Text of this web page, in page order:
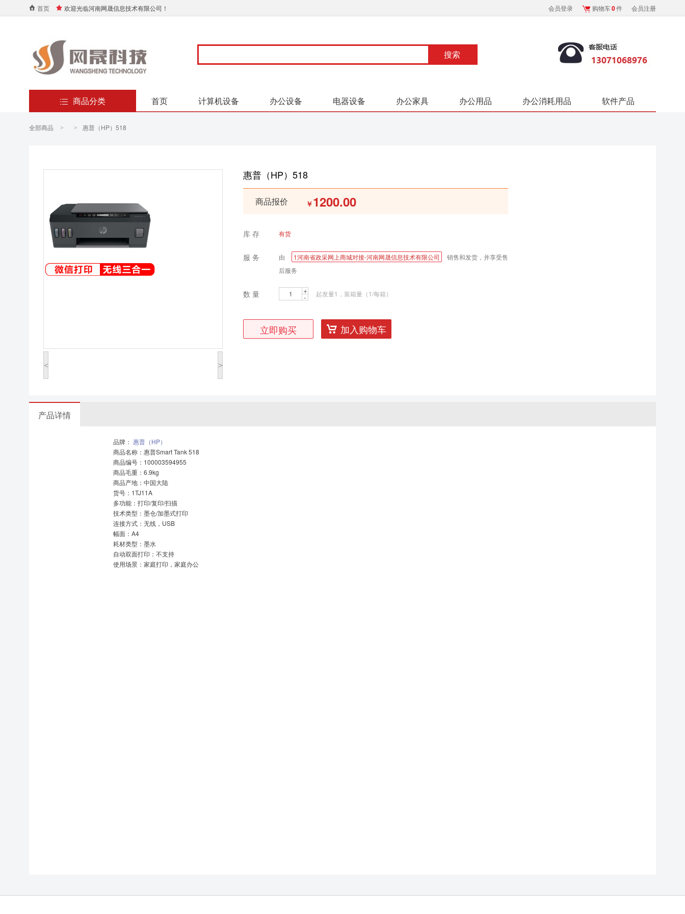
首页 欢迎光临河南网晟信息技术有限公司！ 会员登录 购物车0件 会员注册
商品分类 首页 计算机设备 办公设备 电器设备 办公家具 办公用品 办公消耗用品 软件产品
全部商品 > > 惠普（HP）518
< >
惠普（HP）518
商品报价 ￥1200.00
库 存 有货
服 务 由 1河南省政采网上商城对接-河南网晟信息技术有限公司
销售和发货，并享受售
后服务
数 量 +
- 起发量1，装箱量（1/每箱）
立即购买 加入购物车
产品详情
品牌： 惠普（HP）
商品名称：惠普Smart Tank 518
商品编号：100003594955
商品毛重：6.9kg
商品产地：中国大陆
货号：1TJ11A
多功能：打印/复印/扫描
技术类型：墨仓/加墨式打印
连接方式：无线，USB
幅面：A4
耗材类型：墨水
自动双面打印：不支持
使用场景：家庭打印，家庭办公